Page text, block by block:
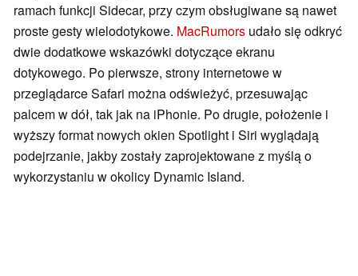
ramach funkcji Sidecar, przy czym obsługiwane są nawet
proste gesty wielodotykowe. MacRumors udało się odkryć
dwie dodatkowe wskazówki dotyczące ekranu
dotykowego. Po pierwsze, strony internetowe w
przeglądarce Safari można odświeżyć, przesuwając
palcem w dół, tak jak na iPhonie. Po drugie, położenie i
wyższy format nowych okien Spotlight i Siri wyglądają
podejrzanie, jakby zostały zaprojektowane z myślą o
wykorzystaniu w okolicy Dynamic Island.